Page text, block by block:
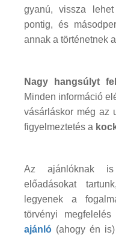
gyanú, vissza
pontig, és
annak a történetnek
Nagy hangsúlyt
Minden információ
vásárláskor még az
figyelmeztetés a
Az ajánlóknak is
előadásokat
legyenek a
törvényi
ajánló (ahogy én is)